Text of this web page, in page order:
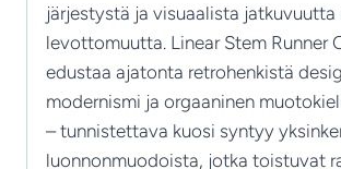
järjestystä ja visuaalista jatkuvuutta
levottomuutta. Linear Stem Runner
edustaa ajatonta retrohenkistä
modernismi ja orgaaninen
– tunnistettava kuosi syntyy
luonnonmuodoista, jotka toistuvat